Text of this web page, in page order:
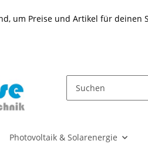
um Preise und Artikel für deinen
Photovoltaik & Solarenergie